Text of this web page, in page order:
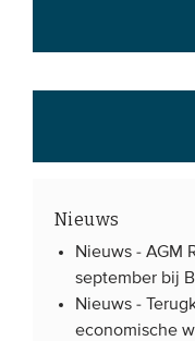
Nieuws
Nieuws -AGM
september bij
Nieuws -
economische